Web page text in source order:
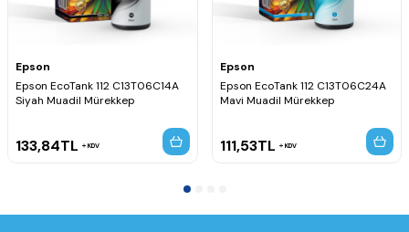
Epson
Epson EcoTank 112 C13T06C14A
Siyah Muadil Mürekkep
133,84TL KDV
Epson
Epson EcoTank 112 C13T06C24A
Mavi Muadil Mürekkep
111,53TL KDV